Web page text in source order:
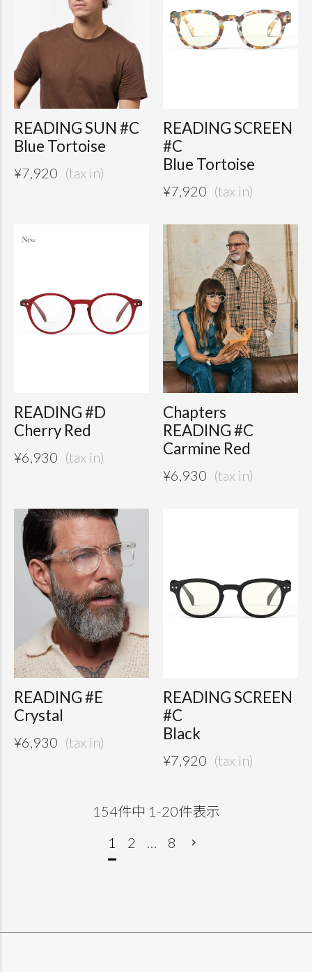
READING SUN #C
Blue Tortoise
¥7,920
READING SCREEN
#C
Blue Tortoise
¥7,920
READING #D
Cherry Red
¥6,930
Chapters
READING #C
Carmine Red
¥6,930
READING #E
Crystal
¥6,930
READING SCREEN
#C
Black
¥7,920
154件中 1 -20件表示
1
2 8